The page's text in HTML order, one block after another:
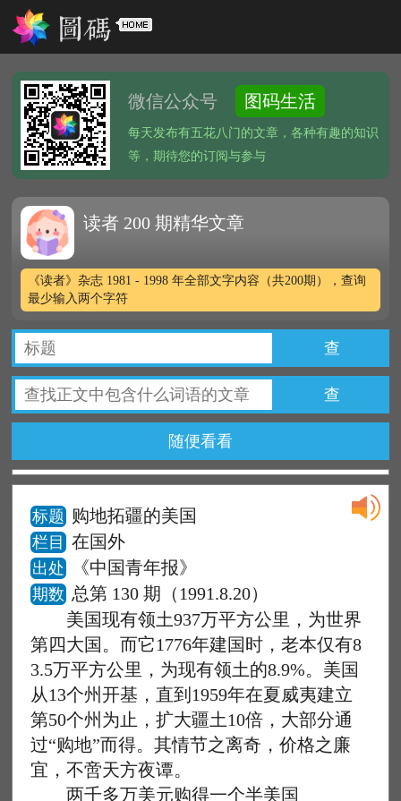
微信公众号 图码生活
每天发布有五花八门的文章，各种有趣的知识
等，期待您的订阅与参与
读者 200 期精华文章
《读者》杂志 1981 - 1998 年全部文字内容（共200期），查询
最少输入两个字符
查
查
随便看看
标题 购地拓疆的美国
栏目 在国外
出处 《中国青年报》
期数 总第 130 期（1991.8.20）
美国现有领土937万平方公里，为世界
第四大国。而它1776年建国时，老本仅有8
3.5万平方公里，为现有领土的8.9%。美国
从13个州开基，直到1959年在夏威夷建立
第50个州为止，扩大疆土10倍，大部分通
过“购地”而得。其情节之离奇，价格之廉
宜，不啻天方夜谭。
两千多万美元购得一个半美国